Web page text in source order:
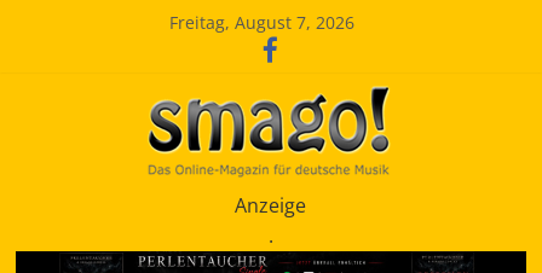
Freitag, August 7, 2026
SchlagerMAGazinOnline
Anzeige
.